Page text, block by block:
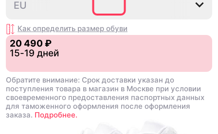
EU
Как определить размер обуви
20 490 ₽
15-19 дней
Обратите внимание: Срок доставки указан до
поступления товара в магазин в Москве при условии
своевременного предоставления паспортных данных
для таможенного оформления после оформления
заказа. Подробнее.